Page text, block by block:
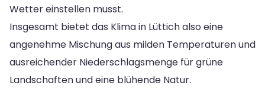
Wetter einstellen musst.
Insgesamt bietet das Klima in Lüttich also eine
angenehme Mischung aus milden Temperaturen und
ausreichender Niederschlagsmenge für grüne
Landschaften und eine blühende Natur.